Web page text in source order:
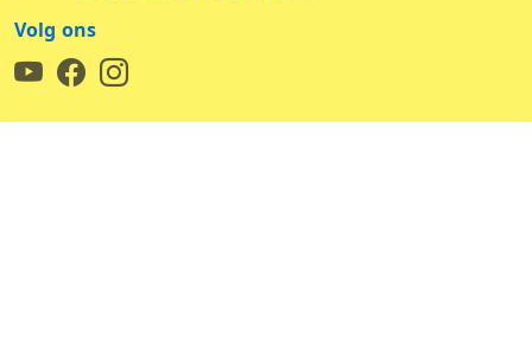
Volg ons